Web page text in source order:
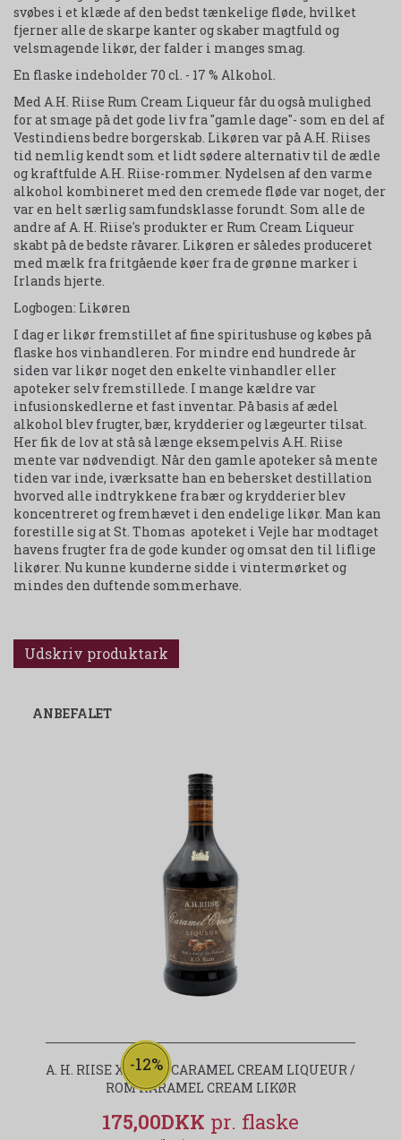
svøbes i et klæde af den bedst tænkelige fløde, hvilket
fjerner alle de skarpe kanter og skaber magtfuld og
velsmagende likør, der falder i manges smag.
En flaske indeholder 70 cl. - 17 % Alkohol.
Med A.H. Riise Rum Cream Liqueur får du også mulighed
for at smage på det gode liv fra "gamle dage"- som en del af
Vestindiens bedre borgerskab. Likøren var på A.H. Riises
tid nemlig kendt som et lidt sødere alternativ til de ædle
og kraftfulde A.H. Riise-rommer. Nydelsen af den varme
alkohol kombineret med den cremede fløde var noget, der
var en helt særlig samfundsklasse forundt. Som alle de
andre af A. H. Riise's produkter er Rum Cream Liqueur
skabt på de bedste råvarer. Likøren er således produceret
med mælk fra fritgående køer fra de grønne marker i
Irlands hjerte.
Logbogen: Likøren
I dag er likør fremstillet af fine spiritushuse og købes på
flaske hos vinhandleren. For mindre end hundrede år
siden var likør noget den enkelte vinhandler eller
apoteker selv fremstillede. I mange kældre var
infusionskedlerne et fast inventar. På basis af ædel
alkohol blev frugter, bær, krydderier og lægeurter tilsat.
Her fik de lov at stå så længe eksempelvis A.H. Riise
mente var nødvendigt. Når den gamle apoteker så mente
tiden var inde, iværksatte han en behersket destillation
hvorved alle indtrykkene fra bær og krydderier blev
koncentreret og fremhævet i den endelige likør. Man kan
forestille sig at St. Thomas apoteket i Vejle har modtaget
havens frugter fra de gode kunder og omsat den til liflige
likører. Nu kunne kunderne sidde i vintermørket og
mindes den duftende sommerhave.
Udskriv produktark
ANBEFALET
-12%
A. H. RIISE XO RUM CARAMEL CREAM LIQUEUR /
ROM KARAMEL CREAM LIKØR
175,00DKK